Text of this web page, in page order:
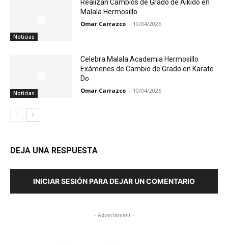
Noticias
Realizan Cambios de Grado de Aikido en
Malala Hermosillo
Omar Carrazco - 10/04/2026
Noticias
Celebra Malala Academia Hermosillo
Exámenes de Cambio de Grado en Karate
Do
Omar Carrazco - 10/04/2026
DEJA UNA RESPUESTA
INICIAR SESIÓN PARA DEJAR UN COMENTARIO
- Advertisment -